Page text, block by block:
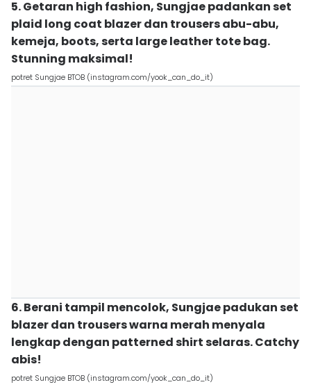
5. Getaran high fashion, Sungjae padankan set
plaid long coat blazer dan trousers abu-abu,
kemeja, boots, serta large leather tote bag.
Stunning maksimal!
potret Sungjae BTOB (instagram.com/yook_can_do_it)
6. Berani tampil mencolok, Sungjae padukan set
blazer dan trousers warna merah menyala
lengkap dengan patterned shirt selaras. Catchy
abis!
potret Sungjae BTOB (instagram.com/yook_can_do_it)